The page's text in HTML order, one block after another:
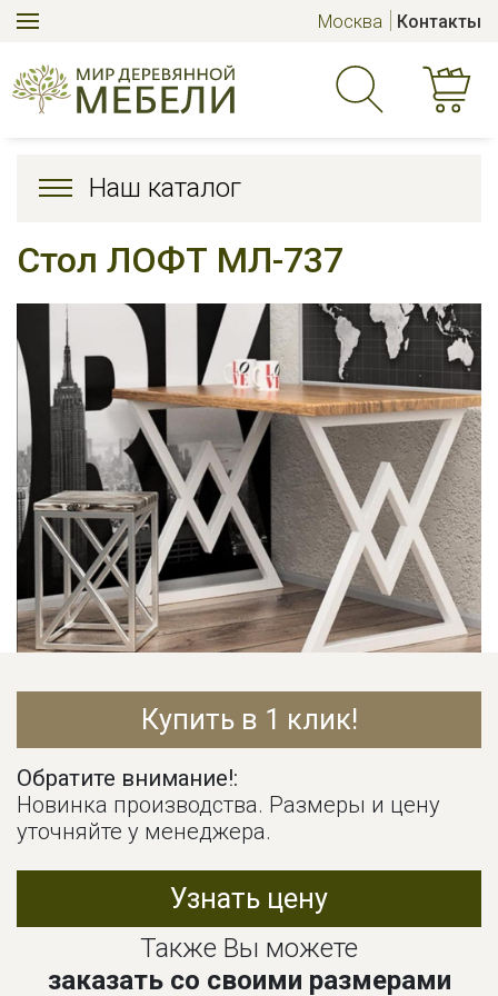
Москва Контакты
Наш каталог
Стол ЛОФТ МЛ-737
Купить в 1 клик!
Обратите внимание!:
Новинка производства. Размеры и цену
уточняйте у менеджера.
Узнать цену
Также Вы можете
заказать со своими размерами